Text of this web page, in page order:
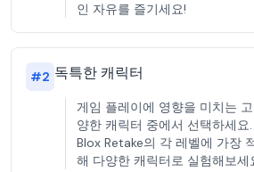
인 자유를 즐기세요!
#2 독특한 캐릭터
게임 플레이에 영향을 미치는
양한 캐릭터 중에서 선택하세
Blox Retake의 각 레벨에 가장
해 다양한 캐릭터로 실험해보세